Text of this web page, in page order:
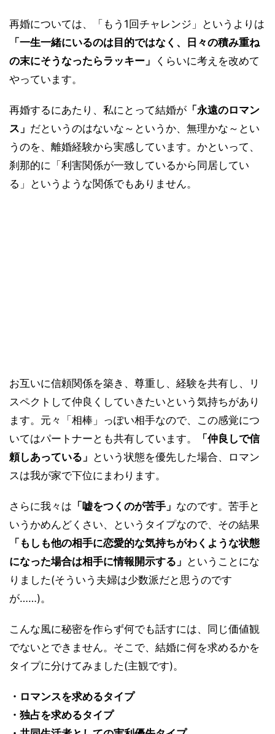
再婚については、「もう1回チャレンジ」というよりは
「一生一緒にいるのは目的ではなく、日々の積み重ね
の末にそうなったらラッキー」
くらいに考えを改めて
やっています。
再婚するにあたり、私にとって結婚が 「永遠のロマン
ス」 だというのはないな～というか、無理かな～とい
うのを、離婚経験から実感しています。かといって、
刹那的に「利害関係が一致しているから同居してい
る」というような関係でもありません。
お互いに信頼関係を築き、尊重し、経験を共有し、リ
スペクトして仲良くしていきたいという気持ちがあり
ます。元々「相棒」っぽい相手なので、この感覚につ
いてはパートナーとも共有しています。
「仲良しで信
頼しあっている」 という状態を優先した場合、ロマン
スは我が家で下位にまわります。
さらに我々は 「嘘をつくのが苦手」 なのです。苦手と
いうかめんどくさい、というタイプなので、その結果
「もしも他の相手に恋愛的な気持ちがわくような状態
になった場合は相手に情報開示する」 ということにな
りました(そういう夫婦は少数派だと思うのです
が……)。
こんな風に秘密を作らず何でも話すには、同じ価値観
でないとできません。そこで、結婚に何を求めるかを
タイプに分けてみました(主観です)。
・ロマンスを求めるタイプ
・独占を求めるタイプ